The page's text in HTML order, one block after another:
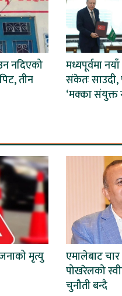
नदिएको
तीन
मध्यपूर्वमा
संकेतः साउदी,
‘मक्का संयुक्त
मृत्यु
एमालेबाट
पोखरेलको
चुनौती बन्दै